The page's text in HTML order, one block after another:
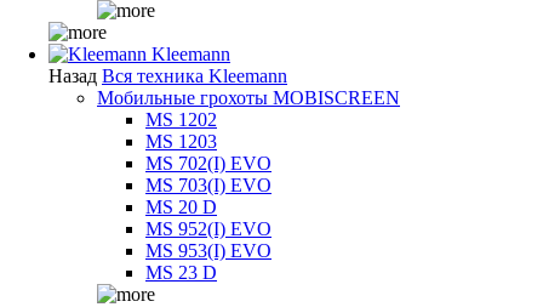
Kleemann
Назад Вся техника Kleemann
Мобильные грохоты MOBISCREEN
MS 1202
MS 1203
MS 702(I) EVO
MS 703(I) EVO
MS 20 D
MS 952(I) EVO
MS 953(I) EVO
MS 23 D